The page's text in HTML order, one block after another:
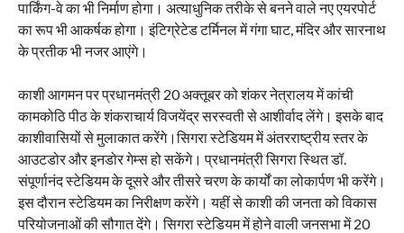
पार्किंग-वे का भी निर्माण होगा। अत्याधुनिक तरीके से बनने वाले नए एयरपोर्ट
का रूप भी आकर्षक होगा। इंटिग्रेटेड टर्मिनल में गंगा घाट, मंदिर और सारनाथ
के प्रतीक भी नजर आएंगे।
काशी आगमन पर प्रधानमंत्री 20 अक्तूबर को शंकर नेत्रालय में कांची
कामकोठि पीठ के शंकराचार्य विजयेंद्र सरस्वती से आशीर्वाद लेंगे। इसके बाद
काशीवासियों से मुलाकात करेंगे।सिगरा स्टेडियम में अंतरराष्ट्रीय स्तर के
आउटडोर और इनडोर गेम्स हो सकेंगे। प्रधानमंत्री सिगरा स्थित डॉ.
संपूर्णानंद स्टेडियम के दूसरे और तीसरे चरण के कार्यों का लोकार्पण भी करेंगे।
इस दौरान स्टेडियम का निरीक्षण करेंगे। यहीं से काशी की जनता को विकास
परियोजनाओं की सौगात देंगे। सिगरा स्टेडियम में होने वाली जनसभा में 20